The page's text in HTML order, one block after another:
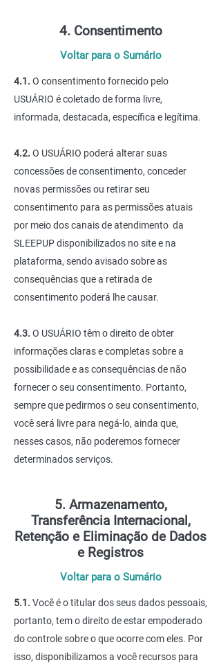
4. Consentimento
Voltar para o Sumário
4.1. O consentimento fornecido pelo
USUÁRIO é coletado de forma livre,
informada, destacada, específica e legítima.
4.2. O USUÁRIO poderá alterar suas
concessões de consentimento, conceder
novas permissões ou retirar seu
consentimento para as permissões atuais
por meio dos canais de atendimento da
SLEEPUP disponibilizados no site e na
plataforma, sendo avisado sobre as
consequências que a retirada de
consentimento poderá lhe causar.
4.3. O USUÁRIO têm o direito de obter
informações claras e completas sobre a
possibilidade e as consequências de não
fornecer o seu consentimento. Portanto,
sempre que pedirmos o seu consentimento,
você será livre para negá-lo, ainda que,
nesses casos, não poderemos fornecer
determinados serviços.
5. Armazenamento,
Transferência Internacional,
Retenção e Eliminação de Dados
e Registros
Voltar para o Sumário
5.1. Você é o titular dos seus dados pessoais,
portanto, tem o direito de estar empoderado
do controle sobre o que ocorre com eles. Por
isso, disponibilizamos a você recursos para